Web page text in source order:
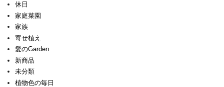
休日
家庭菜園
家族
寄せ植え
愛のGarden
新商品
未分類
植物色の毎日